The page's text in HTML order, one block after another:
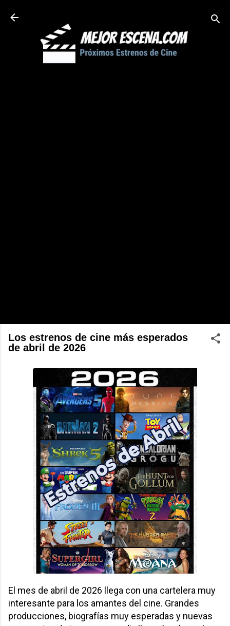
Los estrenos de cine más esperados
de abril de 2026
El mes de abril de 2026 llega con una cartelera muy
interesante para los amantes del cine. Grandes
producciones, biografías muy esperadas y nuevas